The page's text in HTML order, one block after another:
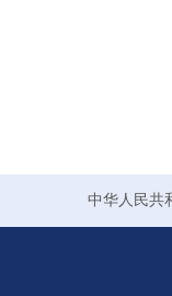
中华人民共